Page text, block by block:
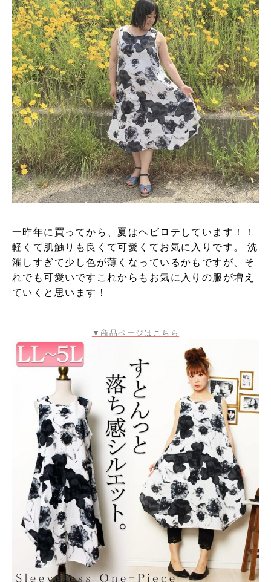
一昨年に買ってから、夏はヘビロテしています！！
軽くて肌触りも良くて可愛くてお気に入りです。 洗
濯しすぎて少し色が薄くなっているかもですが、そ
れでも可愛いですこれからもお気に入りの服が増え
ていくと思います！
▼商品ページはこちら